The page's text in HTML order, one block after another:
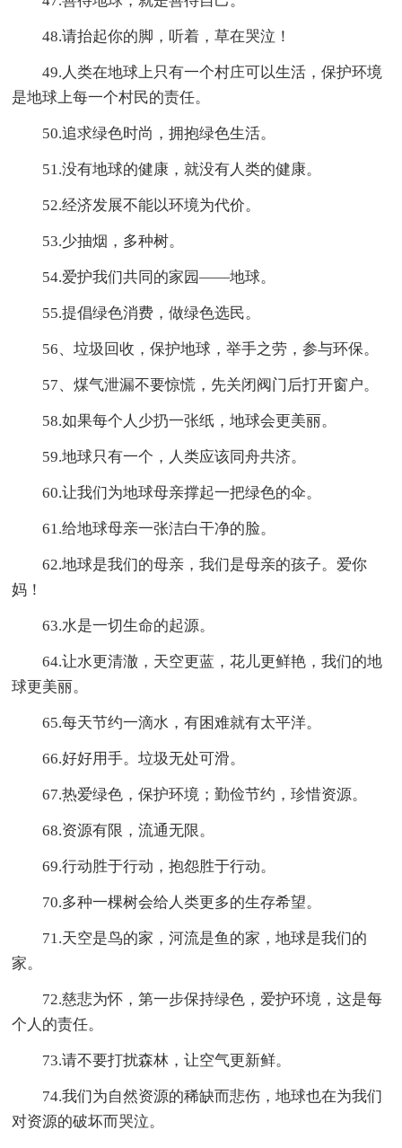
48.请抬起你的脚，听着，草在哭泣！
49.人类在地球上只有一个村庄可以生活，保护环境
是地球上每一个村民的责任。
50.追求绿色时尚，拥抱绿色生活。
51.没有地球的健康，就没有人类的健康。
52.经济发展不能以环境为代价。
53.少抽烟，多种树。
54.爱护我们共同的家园——地球。
55.提倡绿色消费，做绿色选民。
56、垃圾回收，保护地球，举手之劳，参与环保。
57、煤气泄漏不要惊慌，先关闭阀门后打开窗户。
58.如果每个人少扔一张纸，地球会更美丽。
59.地球只有一个，人类应该同舟共济。
60.让我们为地球母亲撑起一把绿色的伞。
61.给地球母亲一张洁白干净的脸。
62.地球是我们的母亲，我们是母亲的孩子。爱你
妈！
63.水是一切生命的起源。
64.让水更清澈，天空更蓝，花儿更鲜艳，我们的地
球更美丽。
65.每天节约一滴水，有困难就有太平洋。
66.好好用手。垃圾无处可滑。
67.热爱绿色，保护环境；勤俭节约，珍惜资源。
68.资源有限，流通无限。
69.行动胜于行动，抱怨胜于行动。
70.多种一棵树会给人类更多的生存希望。
71.天空是鸟的家，河流是鱼的家，地球是我们的
家。
72.慈悲为怀，第一步保持绿色，爱护环境，这是每
个人的责任。
73.请不要打扰森林，让空气更新鲜。
74.我们为自然资源的稀缺而悲伤，地球也在为我们
对资源的破坏而哭泣。